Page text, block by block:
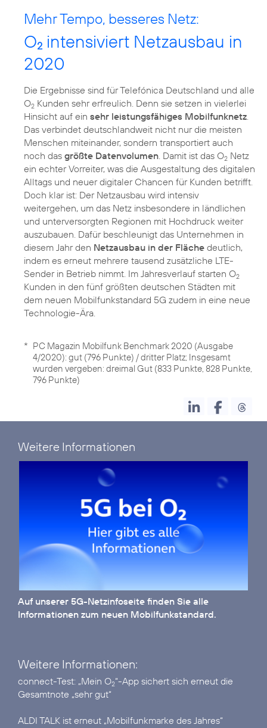
Mehr Tempo, besseres Netz:
O2 intensiviert Netzausbau in
2020
Die Ergebnisse sind für Telefónica Deutschland und alle
O2 Kunden sehr erfreulich. Denn sie setzen in vielerlei
Hinsicht auf ein sehr leistungsfähiges Mobilfunknetz.
Das verbindet deutschlandweit nicht nur die meisten
Menschen miteinander, sondern transportiert auch
noch das größte Datenvolumen. Damit ist das O2 Netz
ein echter Vorreiter, was die Ausgestaltung des digitalen
Alltags und neuer digitaler Chancen für Kunden betrifft.
Doch klar ist: Der Netzausbau wird intensiv
weitergehen, um das Netz insbesondere in ländlichen
und unterversorgten Regionen mit Hochdruck weiter
auszubauen. Dafür beschleunigt das Unternehmen in
diesem Jahr den Netzausbau in der Fläche deutlich,
indem es erneut mehrere tausend zusätzliche LTE-
Sender in Betrieb nimmt. Im Jahresverlauf starten O2
Kunden in den fünf größten deutschen Städten mit
dem neuen Mobilfunkstandard 5G zudem in eine neue
Technologie-Ära.
* PC Magazin Mobilfunk Benchmark 2020 (Ausgabe
4/2020): gut (796 Punkte) / dritter Platz; Insgesamt
wurden vergeben: dreimal Gut (833 Punkte, 828 Punkte,
796 Punkte)
Weitere Informationen
Auf unserer 5G-Netzinfoseite finden Sie alle
Informationen zum neuen Mobilfunkstandard.
Weitere Informationen:
connect-Test: „Mein O2“-App sichert sich erneut die
Gesamtnote „sehr gut“
ALDI TALK ist erneut „Mobilfunkmarke des Jahres“